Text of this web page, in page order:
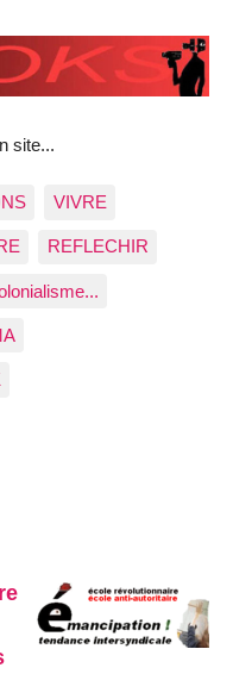
site...
VIVRE
REFLECHIR